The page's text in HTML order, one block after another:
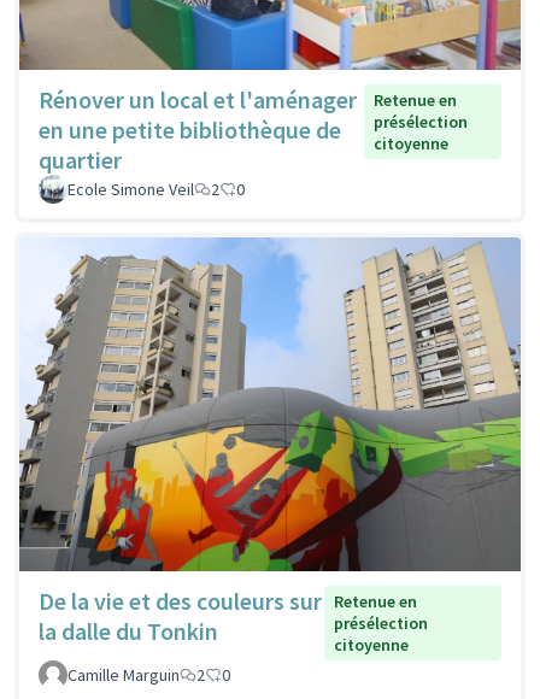
Rénover un local et l'aménager
en une petite bibliothèque de
quartier
Retenue en
présélection
citoyenne
Ecole Simone Veil 2 0
De la vie et des couleurs sur
la dalle du Tonkin
Retenue en
présélection
citoyenne
Camille Marguin
2 0